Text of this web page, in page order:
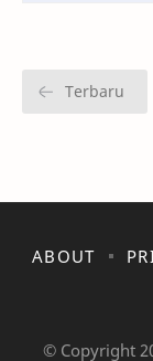
ABOUT
© Copyright